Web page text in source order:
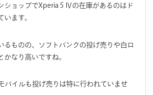
ショップでXperia 5 Ⅳの在庫があるのはド
います。
るものの、ソフトバンクの投げ売りや白ロ
かなり高いですね。
バイルも投げ売りは特に行われていませ